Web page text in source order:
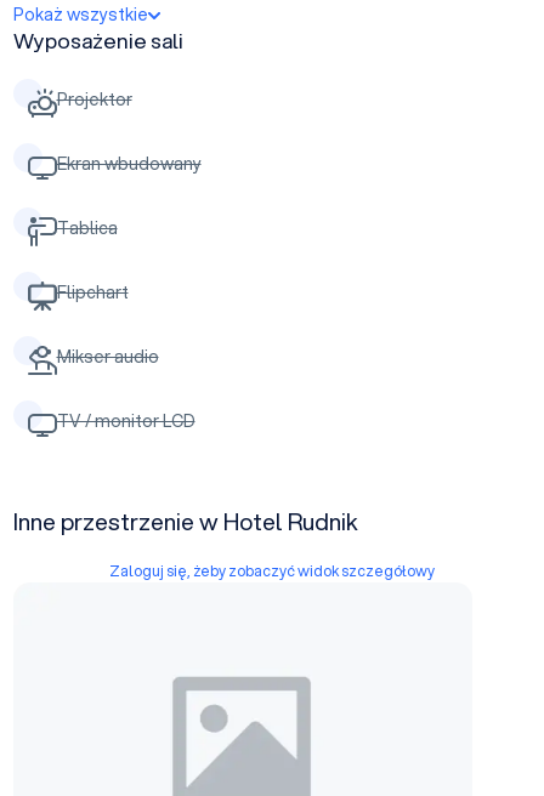
Pokaż wszystkie
Wyposażenie sali
Projektor
Ekran wbudowany
Tablica
Flipchart
Mikser audio
TV / monitor LCD
Inne przestrzenie w Hotel Rudnik
Zaloguj się, żeby zobaczyć widok szczegółowy